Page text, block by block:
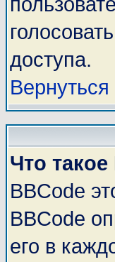
доступа.
Что
BBCode
BBCode
его в